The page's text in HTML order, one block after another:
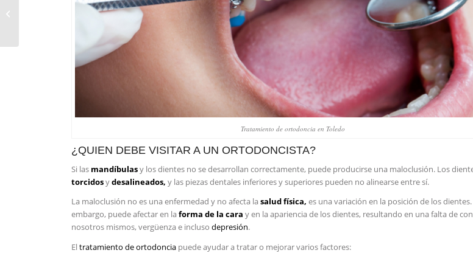
Tratamiento de ortodoncia en Toledo
¿QUIEN DEBE VISITAR A UN ORTODONCISTA?
Si las mandíbulasy los dientes no se desarrollan correctamente, puede producirse una maloclusión. Los
torcidosydesalineados, y las piezas dentales inferiores y superiores pueden no alinearse entre sí.
La maloclusión no es una enfermedad y no afecta lasalud física, es una variación en la posición de los dientes.
embargo, puede afectar en laforma de la cara y en la apariencia de los dientes, resultando en una falta de
nosotros mismos, vergüenza e inclusodepresión.
Eltratamiento de ortodoncia puede ayudar a tratar o mejorar varios factores:
Tipos de implantes